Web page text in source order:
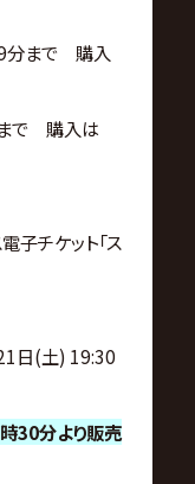
分まで 購入
で 購入は
子チケット「ス
日(土) 19:30
30分より販売